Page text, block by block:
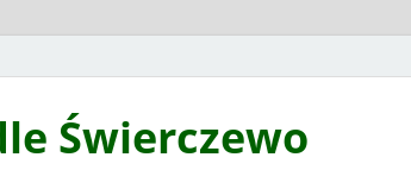
Świerczewo